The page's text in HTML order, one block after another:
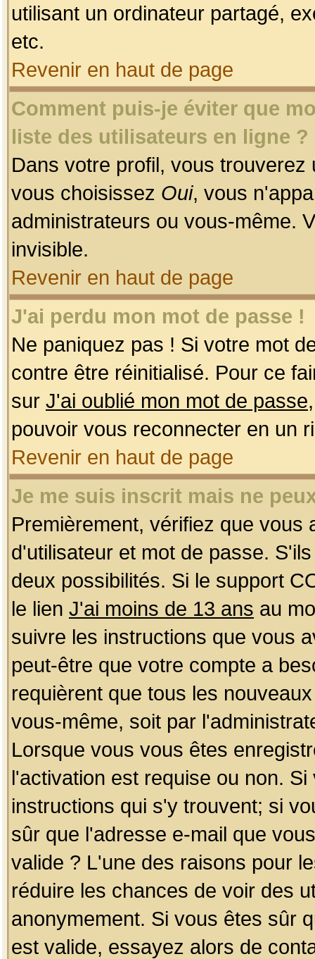
utilisant un ordinateur partagé,
etc.
Revenir en haut de page
Comment puis-je éviter que
liste des utilisateurs en ligne ?
Dans votre profil, vous
vous choisissez Oui, vous
administrateurs ou vous-même.
invisible.
Revenir en haut de page
J'ai perdu mon mot de passe !
Ne paniquez pas ! Si votre mot
contre être réinitialisé. Pour ce
sur J'ai oublié mon mot de passe
pouvoir vous reconnecter en un
Revenir en haut de page
Je me suis inscrit mais ne
Premièrement, vérifiez que
d'utilisateur et mot de passe.
deux possibilités. Si le support
le lien J'ai moins de 13 ans au
suivre les instructions que vous
peut-être que votre compte a
requièrent que tous les
vous-même, soit par
Lorsque vous vous êtes
l'activation est requise ou non.
instructions qui s'y trouvent; si
sûr que l'adresse e-mail que
valide ? L'une des raisons pour
réduire les chances de voir des
anonymement. Si vous êtes sûr
est valide, essayez alors de